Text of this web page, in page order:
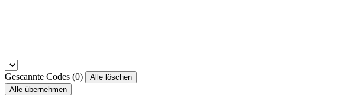
Gescannte Codes (0)
Alle löschen
Alle übernehmen